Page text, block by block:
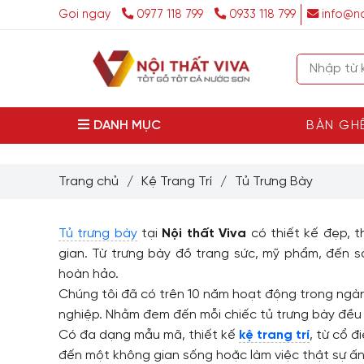
Gọi ngay 0977 118 799 0933 118 799
DANH MỤC BÀN
Trang chủ / Kệ Trang Trí / Tủ Trưng Bày
Tủ trưng bàytại Nội thất Viva có thiết kế đẹp,
gian. Từ trưng bày đồ trang sức, mỹ phẩm, đến
hoàn hảo.
Chúng tôi đã có trên 10 năm hoạt động trong
nghiệp. Nhằm đem đến mỗi chiếc tủ trưng bày
Có đa dạng mẫu mã, thiết kế kệ trang trí, từ cổ
đến một không gian sống hoặc làm việc thật sự